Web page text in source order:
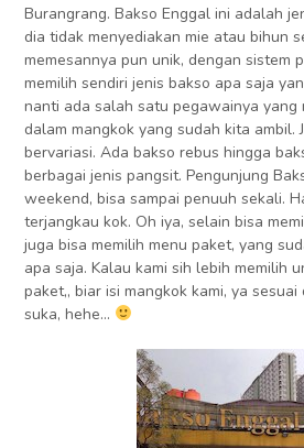
Burangrang. ‎Bakso Enggal ini adalah
dia tidak menyediakan mie atau bihun
memesannya pun unik, dengan sistem
memilih sendiri jenis bakso apa saja
nanti ada salah satu pegawainya yang
dalam mangkok yang sudah kita ambil.
bervariasi. Ada bakso rebus hingga
berbagai jenis pangsit. Pengunjung
weekend, bisa sampai penuuh sekali.
terjangkau kok. Oh iya, selain bisa
juga bisa memilih menu paket, yang
apa saja. Kalau kami sih lebih memilih
paket,, biar isi mangkok kami, ya
suka, hehe…